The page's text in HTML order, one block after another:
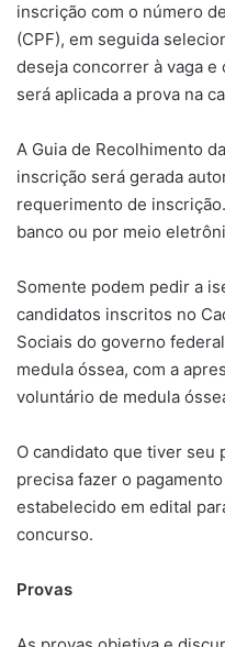
inscrição com o número
(CPF), em seguida
deseja concorrer à vaga e
será aplicada a prova na
A Guia de Recolhimento
inscrição será gerada
requerimento de
banco ou por meio
Somente podem pedir a
candidatos inscritos no
Sociais do governo
medula óssea, com a
voluntário de medula
O candidato que tiver seu
precisa fazer o
estabelecido em edital
concurso.
Provas